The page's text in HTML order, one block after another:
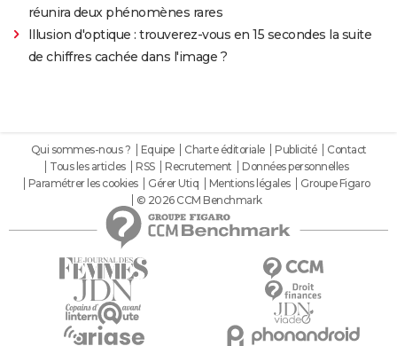
réunira deux phénomènes rares
Illusion d'optique : trouverez-vous en 15 secondes la suite
de chiffres cachée dans l'image ?
Qui sommes-nous ? Equipe Charte éditoriale Publicité
Contact
Tous les articles
RSS Recrutement
Données personnelles
Paramétrer les cookies
Gérer Utiq Mentions légales
Groupe Figaro
© 2026 CCM Benchmark